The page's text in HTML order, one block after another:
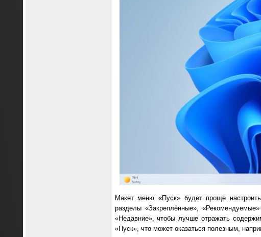
Макет меню «Пуск» будет проще
разделы «Закреплённые»,
«Недавние», чтобы лучше отражать
«Пуск», что может оказаться полезным,